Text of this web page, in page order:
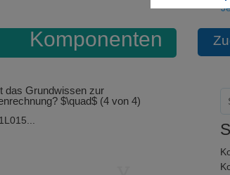
Komponenten
das Grundwissen zur
$\quad$ (4 von 4)